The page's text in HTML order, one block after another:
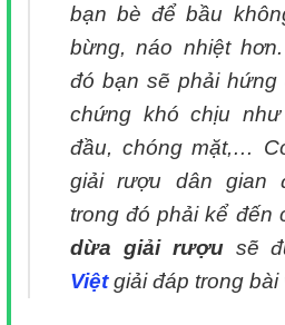
bạn bè để bầu
bừng, náo nhiệt
đó bạn sẽ phải hứng
chứng khó chịu
đầu, chóng mặt,…
giải rượu dân gian
trong đó phải kể đến
dừa giải rượusẽ
Việt giải đáp trong bài